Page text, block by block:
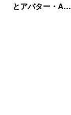
とアバター・A…